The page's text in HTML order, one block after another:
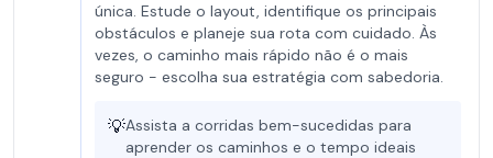
única. Estude o layout, identifique os principais
obstáculos e planeje sua rota com cuidado. Às
vezes, o caminho mais rápido não é o mais
seguro - escolha sua estratégia com sabedoria.
💡Assista a corridas bem-sucedidas para
aprender os caminhos e o tempo ideais